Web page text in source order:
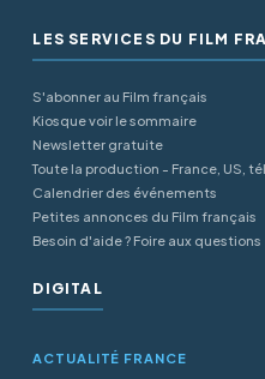
LES SERVICES DU FILM
S'abonner au Film français
Kiosque voir le sommaire
Newsletter gratuite
Toute la production - France, US,
Calendrier des événements
Petites annonces du Film français
Besoin d'aide ? Foire aux questions
DIGITAL
ACTUALITÉ FRANCE